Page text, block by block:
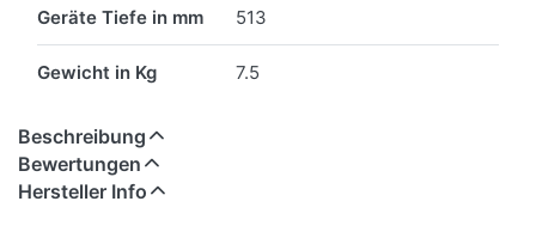
Geräte Tiefe in mm 513
Gewicht in Kg 7.5
Beschreibung
Bewertungen
Hersteller Info